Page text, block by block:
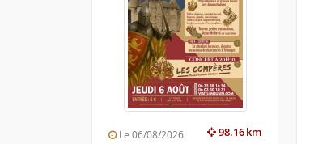
98.16 km
Le 06/08/2026